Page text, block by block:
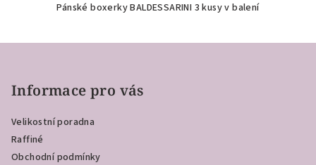
Pánské boxerky BALDESSARINI 3 kusy v balení
Informace pro vás
Velikostní poradna
Raffiné
Obchodní podmínky